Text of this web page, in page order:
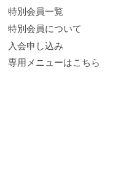
特別会員一覧
特別会員について
入会申し込み
専用メニューはこちら